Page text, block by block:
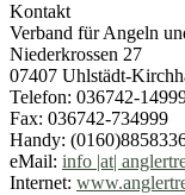
Kontakt
Verband für Angeln
Niederkrossen 27
07407 Uhlstädt-
Telefon: 036742-
Fax: 036742-734999
Handy:
eMail: info |at|
Internet: